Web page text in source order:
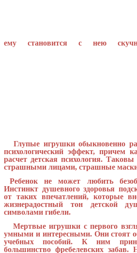
ему становится с нею
Глупые игрушки обыкновенно
психологический эффект, причем
расчет детская психология.
страшными лицами, страшные
Ребенок не может любить
Инстинкт душевного здоровья
от таких впечатлений, которые
жизнерадостный тон детской
символами гибели.
Мертвые игрушки с первого
умными и интересными. Они стоят
учебных пособий. К ним
большинство фребелевских забав.